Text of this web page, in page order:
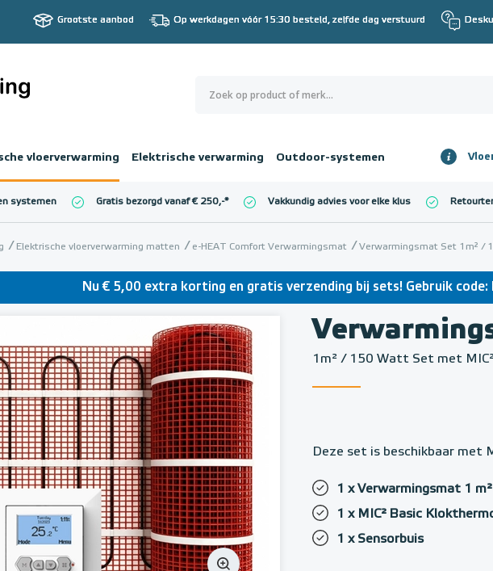
Grootste aanbod Op werkdagen vóór 15:30 besteld, zelfde dag verstuurd
vloerverwarming Elektrische verwarming Outdoor-systemen
€ 0,00
systemen Gratis bezorgd vanaf € 250,-* Vakkundig advies voor elke klus
Elektrische vloerverwarming matten e-HEAT Comfort Verwarmingsmat Verwarmingsmat Set 1m² /
Nu € 5,00 extra korting en gratis verzending bij sets! Gebruik code:
1m² / 150 Watt Set met
Deze set is beschikbaar met
1 x Verwarmingsmat 1
1 x MIC² Basic
1 x Sensorbuis